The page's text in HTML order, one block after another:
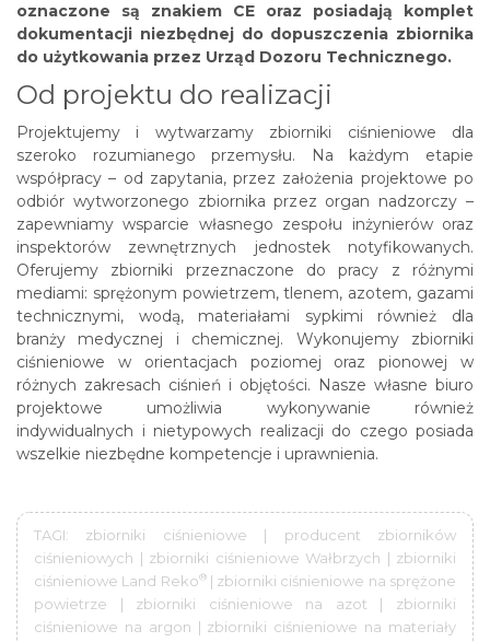
oznaczone są znakiem CE oraz posiadają komplet
dokumentacji niezbędnej do dopuszczenia zbiornika
do użytkowania przez Urząd Dozoru Technicznego.
Od projektu do realizacji
Projektujemy i wytwarzamy zbiorniki ciśnieniowe dla
szeroko rozumianego przemysłu. Na każdym etapie
współpracy – od zapytania, przez założenia projektowe po
odbiór wytworzonego zbiornika przez organ nadzorczy –
zapewniamy wsparcie własnego zespołu inżynierów oraz
inspektorów zewnętrznych jednostek notyfikowanych.
Oferujemy zbiorniki przeznaczone do pracy z różnymi
mediami: sprężonym powietrzem, tlenem, azotem, gazami
technicznymi, wodą, materiałami sypkimi również dla
branży medycznej i chemicznej. Wykonujemy zbiorniki
ciśnieniowe w orientacjach poziomej oraz pionowej w
różnych zakresach ciśnień i objętości. Nasze własne biuro
projektowe umożliwia wykonywanie również
indywidualnych i nietypowych realizacji do czego posiada
wszelkie niezbędne kompetencje i uprawnienia.
TAGI: zbiorniki ciśnieniowe | producent zbiorników
ciśnieniowych | zbiorniki ciśnieniowe Wałbrzych | zbiorniki
ciśnieniowe Land Reko®| zbiorniki ciśnieniowe na sprężone
powietrze | zbiorniki ciśnieniowe na azot | zbiorniki
ciśnieniowe na argon | zbiorniki ciśnieniowe na materiały